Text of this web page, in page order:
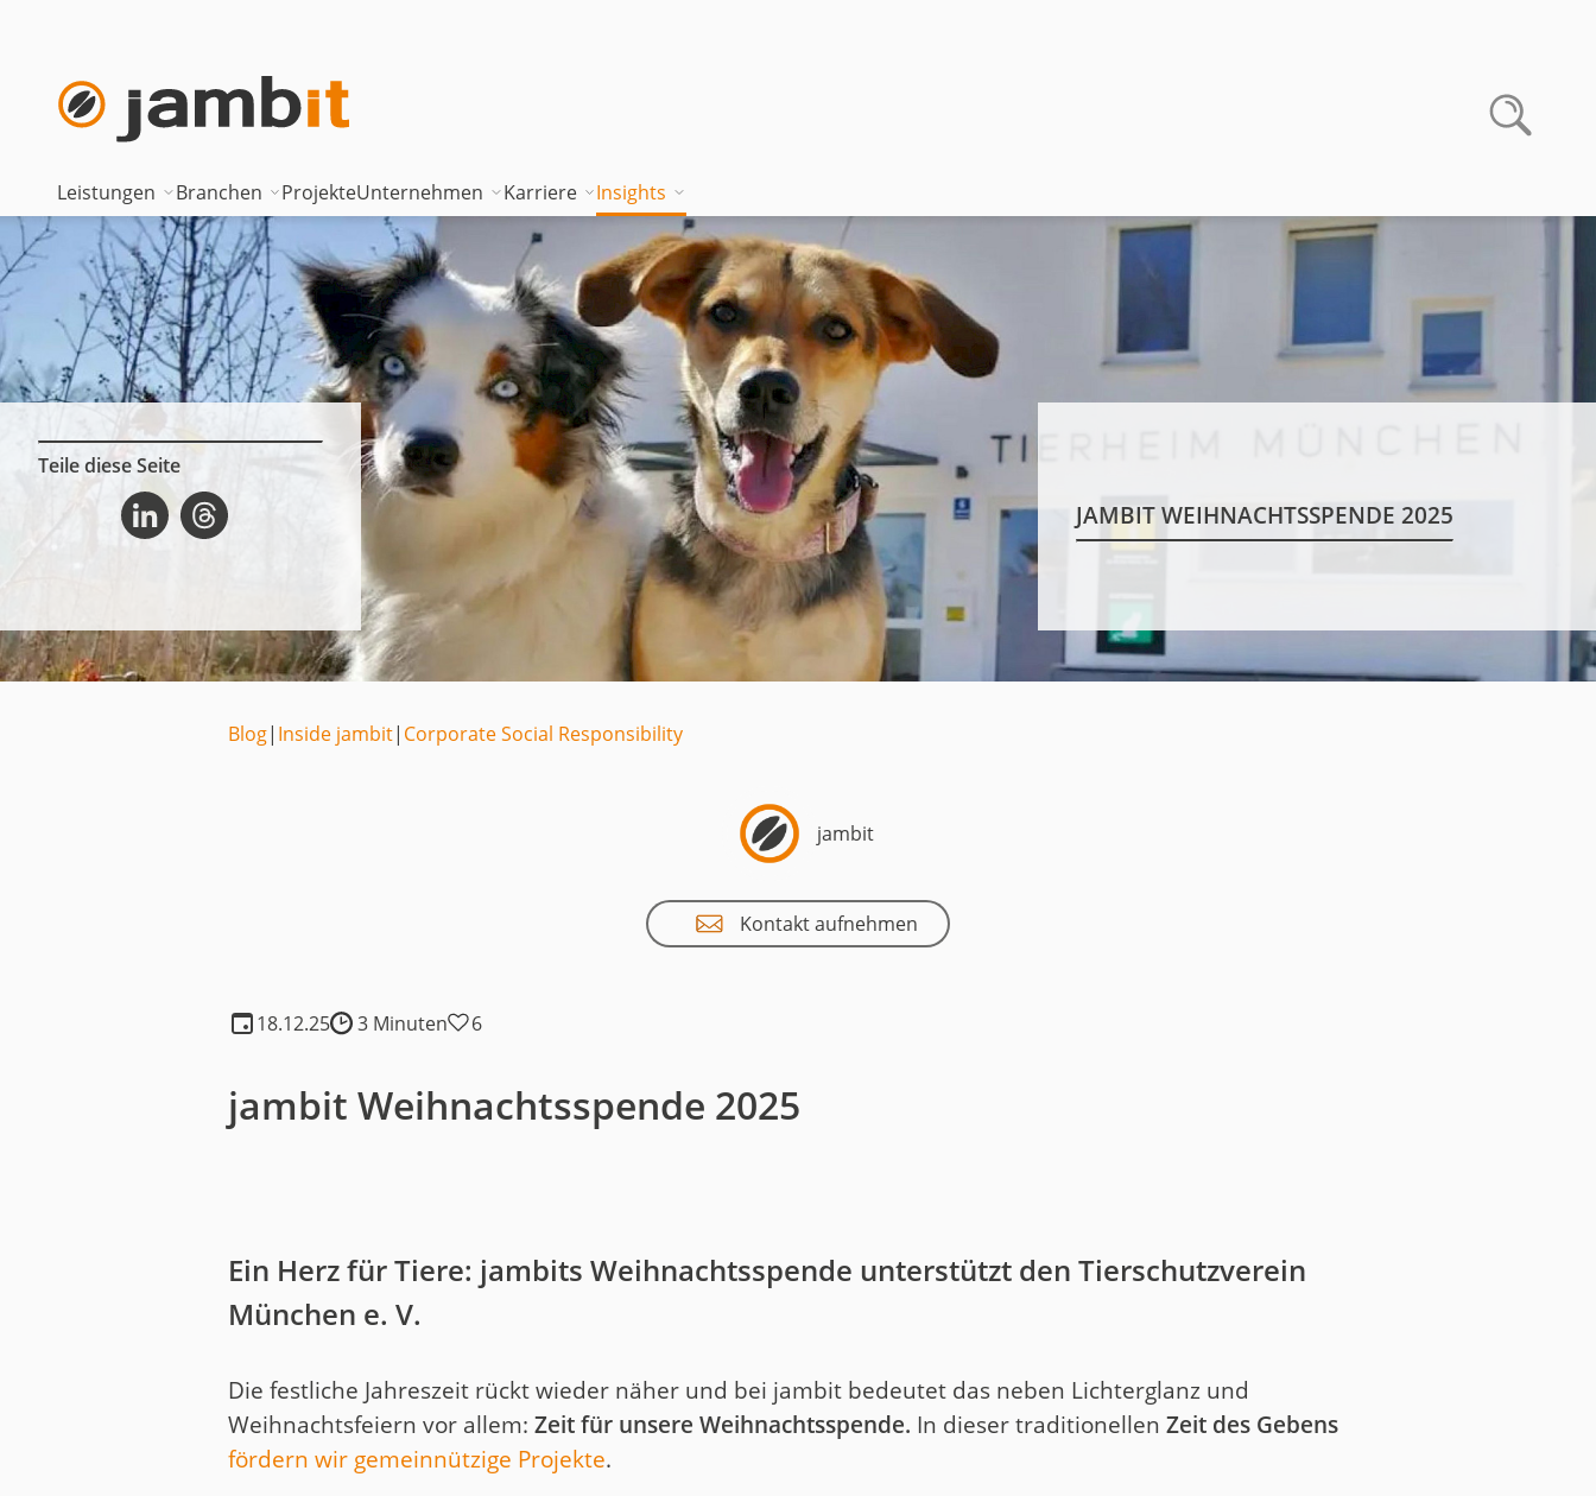
Leistungen
AI Transformation Consulting
Digital Platforms & Cloud
Data Solutions
AI Assisted Development
Security & Compliance
Technisches Portfolio
Branchen
Automotive
Banken & Versicherungen
Energie
Gesundheitswesen
Industrie
Logistik
ProjekteUnternehmen
Where innovation works
Geschäftsführung
Führungsteam
Standorte
Nearshoring Armenien
Unternehmensgrundsätze
Code of Conduct
Unternehmenshistorie
Karriere
Unsere Wissenskultur
jambitee sein
jambitee werden
Jobs bei jambit
Insights
Blog
Whitepaper Hub
Events
JAMBIT WEIHNACHTSSPENDE 2025
Teile diese Seite
jambit Weihnachtsspende 2025 auf Linkedin
jambit
Kontakt aufnehmen
18.12.25Lesedauer:
3 Minuten 6
Blog| Inside jambit| Corporate Social Responsibility
jambit Weihnachtsspende 2025
Ein Herz für Tiere: jambits Weihnachtsspende unterstützt den Tierschutzverein
München e. V.
Die festliche Jahreszeit rückt wieder näher und bei jambit bedeutet das neben Lichterglanz und
Weihnachtsfeiern vor allem: Zeit für unsere Weihnachtsspende. In dieser traditionellen Zeit des Gebens
fördern wir gemeinnützige Projekte.